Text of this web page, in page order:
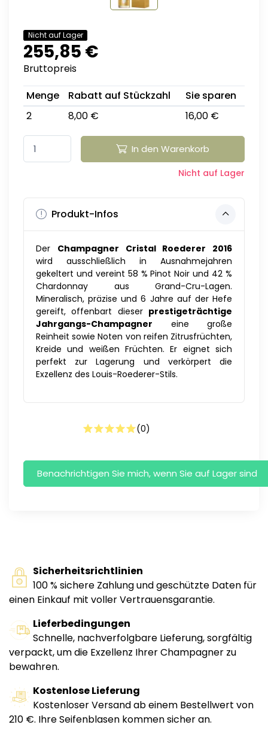
Nicht auf Lager
255,85 €
Bruttopreis
Menge
Rabatt auf Stückzahl
Sie sparen
2
8,00 € 16,00 €
In den Warenkorb
Nicht auf Lager
Produkt-Infos
Der Champagner Cristal Roederer 2016
wird ausschließlich in Ausnahmejahren
gekeltert und vereint 58 % Pinot Noir und 42 %
Chardonnay aus Grand-Cru-Lagen.
Mineralisch, präzise und 6 Jahre auf der Hefe
gereift, offenbart dieser prestigeträchtige
Jahrgangs-Champagner eine große
Reinheit sowie Noten von reifen Zitrusfrüchten,
Kreide und weißen Früchten. Er eignet sich
perfekt zur Lagerung und verkörpert die
Exzellenz des Louis-Roederer-Stils.
(0)
Sicherheitsrichtlinien
100 % sichere Zahlung und geschützte Daten für
einen Einkauf mit voller Vertrauensgarantie.
Lieferbedingungen
Schnelle, nachverfolgbare Lieferung, sorgfältig
verpackt, um die Exzellenz Ihrer Champagner zu
bewahren.
Kostenlose Lieferung
Kostenloser Versand ab einem Bestellwert von
210 €. Ihre Seifenblasen kommen sicher an.